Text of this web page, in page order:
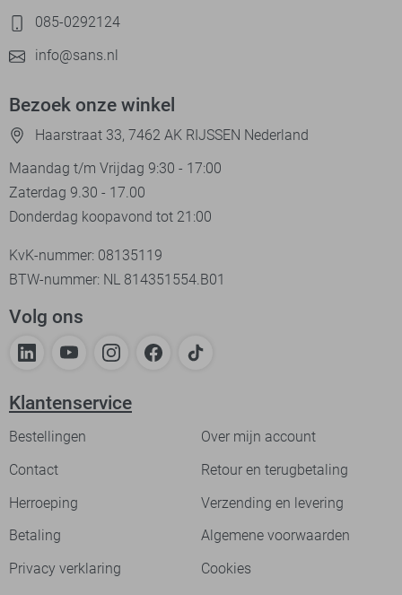
085-0292124
info@sans.nl
Bezoek onze winkel
Haarstraat 33, 7462 AK RIJSSEN Nederland
Maandag t/m Vrijdag 9:30 - 17:00
Zaterdag 9.30 - 17.00
Donderdag koopavond tot 21:00
KvK-nummer: 08135119
BTW-nummer: NL 814351554.B01
Volg ons
Klantenservice
Bestellingen
Over mijn account
Contact
Retour en terugbetaling
Herroeping
Verzending en levering
Betaling
Algemene voorwaarden
Privacy verklaring
Cookies